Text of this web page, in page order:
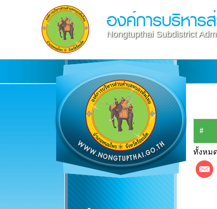
องค์การบริหาร
Nongtupthai Subdistrict
#
ทั้งหม